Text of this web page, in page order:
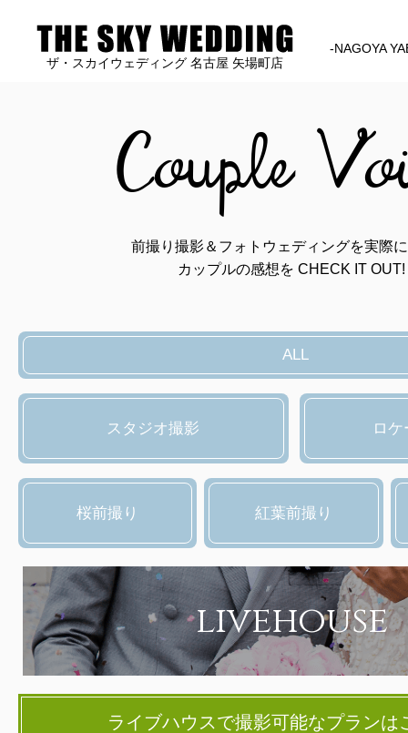
ザ・スカイウェディング 名古屋 矢場町店
-NAGOYA
Couple
前撮り撮影＆フォトウェディングを実際
カップルの感想を CHECK IT OUT!
ALL
スタジオ撮影 ロ
桜前撮り 紅葉前撮り
livehouse
ライブハウスで撮影可能なプランは